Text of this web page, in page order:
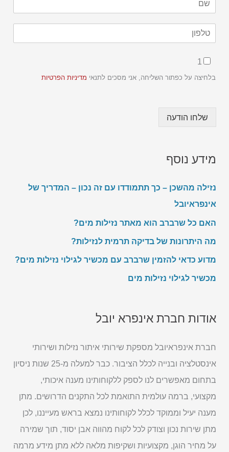
*
ם
e
s
C
e
b
x
*
1
בלחיצה על כפתור השליחה, אני מסכים לתנאי מדיניות הפרטיות
שלחו הודעה
מידע נוסף
נזילה מהשכן – כך תתמודדו עם זה נכון – המדריך של
אינפראיובל
האם כל שרברב הוא מאתר נזילות מים?
מה היתרונות של בדיקה תרמית לנזילות?
מדוע כדאי להזמין שרברב עם מכשיר לגילוי נזילות מים?
מכשיר לגילוי נזילות מים
אודות חברת אינפרא יובל
חברת אינפראיובל מספקת שירותי איתור נזילות ושירותי
אינסטלציה ובנייה לכלל הציבור. כבר למעלה מ-25 שנות ניסיון
בתחום מאפשרים לנו לספק ללקוחותינו מענה איכותי,
מקצועי, ברמה עולמית התואמת לכל התקנים הדרושים. מתן
מענה יעיל וממוקד לכלל לקוחותינו נמצא בראש מעייננו, לכן
מתן שירות נכון וצודק לכל לקוח מהווה אבן יסוד, תוך שמירה
על מחיר הוגן, מקצועיות ושקיפות מלאה ללא מתן מידע מרמה